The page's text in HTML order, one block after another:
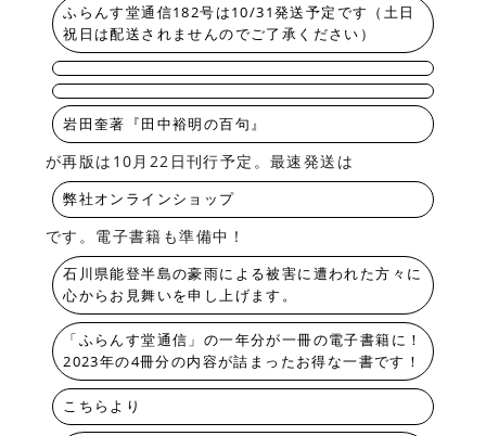
ふらんす堂通信182号は10/31発送予定です（土日
祝日は配送されませんのでご了承ください）
岩田奎著『田中裕明の百句』
が再版は10月22日刊行予定。最速発送は
弊社オンラインショップ
です。電子書籍も準備中！
石川県能登半島の豪雨による被害に遭われた方々に
心からお見舞いを申し上げます。
「ふらんす堂通信」の一年分が一冊の電子書籍に！
2023年の4冊分の内容が詰まったお得な一書です！
こちらより